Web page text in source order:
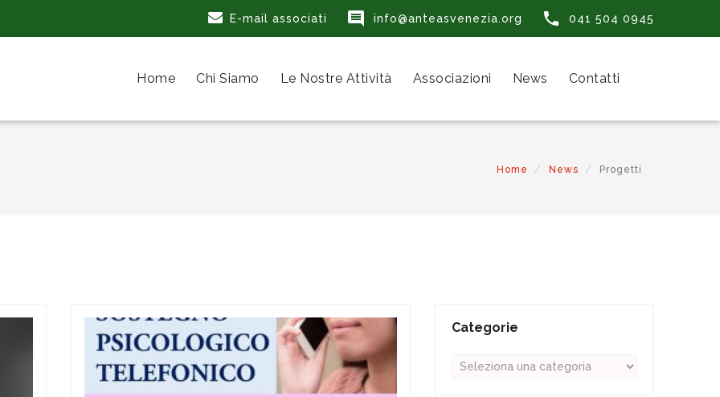
E-mail associati  info@anteasvenezia.org  041 504 0945
Home Chi Siamo Le Nostre Attività Associazioni News Contatti
Home News Progetti
Categorie